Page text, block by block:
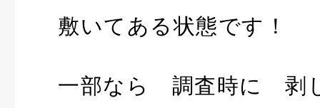
敷いてある状態です！
一部なら 調査時に 剥